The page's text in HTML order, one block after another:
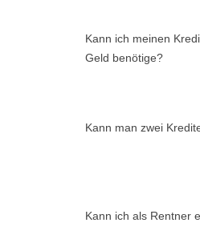
Kann ich meinen
Geld benötige?
Kann man zwei
Kann ich als Rentner